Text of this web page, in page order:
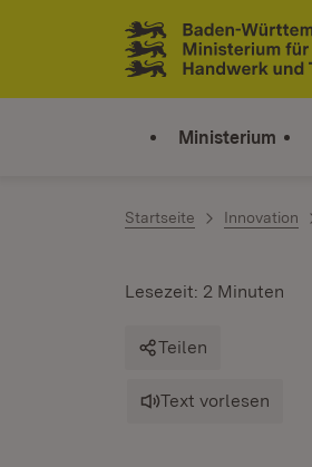
Zum Inhalt springen
Link zur Startseite
Ministerium
Startseite Innovation
Lesezeit: 2 Minuten
Teilen
Text vorlesen